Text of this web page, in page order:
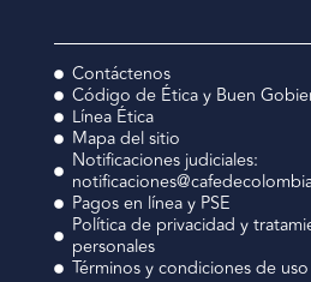
Contáctenos
Código de Ética y Buen
Línea Ética
Mapa del sitio
Notificaciones judiciales:
Pagos en línea y PSE
Política de privacidad y
personales
Términos y condiciones de